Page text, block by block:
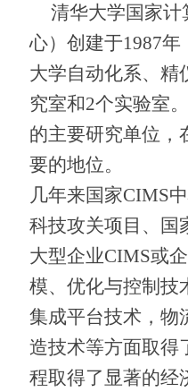
清华大学国家
心）创建于1987
大学自动化系、精
究室和2个实验室
的主要研究单位，
要的地位。
几年来国家CIMS
科技攻关项目、国
大型企业CIMS或
模、优化与控制
集成平台技术，物
造技术等方面取得
程取得了显著的经